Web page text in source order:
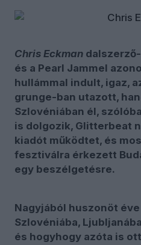
Chris Eckman
és a Pearl Jammel
hullámmal indult, igaz,
grunge-ban utazott,
Szlovéniában él,
is dolgozik, Glitterbeat
kiadót működtet, és
fesztiválra érkezett
egy beszélgetésre.
Nagyjából huszonöt
Szlovéniába,
és hogyhogy azóta is